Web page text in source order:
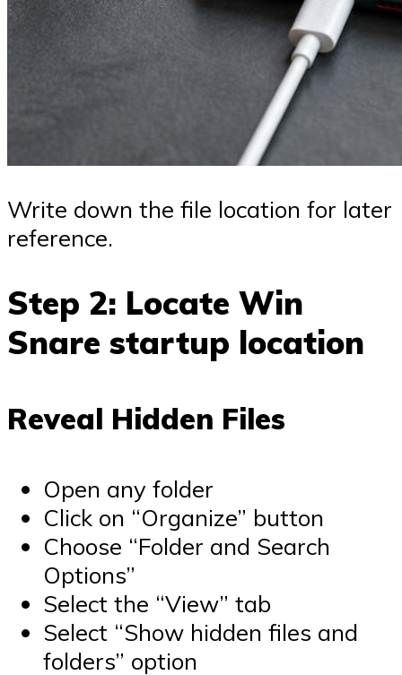
Write down the file location for later
reference.
Step 2: Locate Win
Snare startup location
Reveal Hidden Files
Open any folder
Click on “Organize” button
Choose “Folder and Search
Options”
Select the “View” tab
Select “Show hidden files and
folders” option